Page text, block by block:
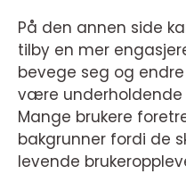
På den annen side
tilby en mer
bevege seg og
være underholdende
Mange brukere
bakgrunner fordi de
levende